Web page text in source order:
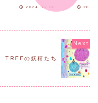
2024.06.06
TREEの妖精たち